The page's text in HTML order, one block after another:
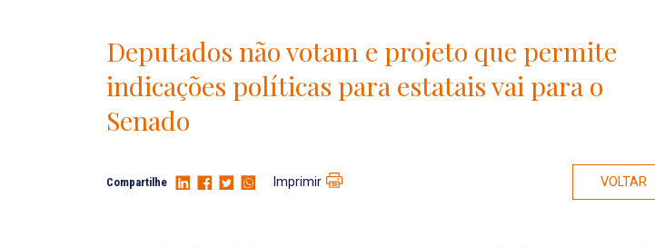
Deputados não votam e projeto que permite
indicações políticas para estatais vai para o
Senado
Compartilhe Imprimir VOLTAR